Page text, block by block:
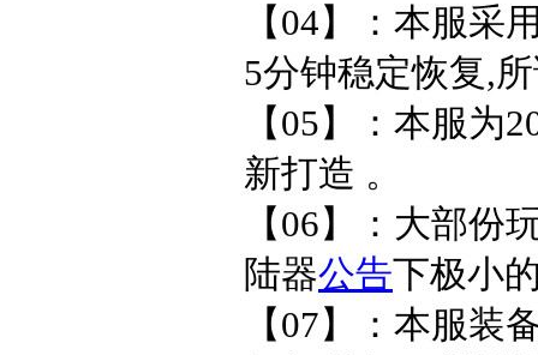
【04】：本服采
5分钟稳定恢复,
【05】：本服为
新打造 。
【06】：大部份
陆器公告下极小
【07】：本服装